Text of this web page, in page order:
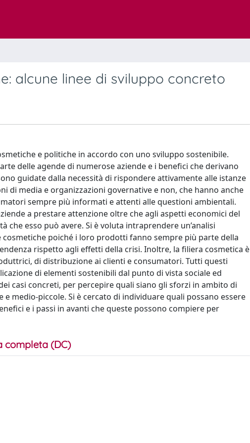
alcune linee di sviluppo concreto
e politiche in accordo con uno sviluppo sostenibile.
delle agende di numerose aziende e i benefici che derivano
guidate dalla necessità di rispondere attivamente alle istanze
di media e organizzazioni governative e non, che hanno anche
sempre più informati e attenti alle questioni ambientali.
a prestare attenzione oltre che agli aspetti economici del
che esso può avere. Si è voluta intraprendere un’analisi
cosmetiche poiché i loro prodotti fanno sempre più parte della
rispetto agli effetti della crisi. Inoltre, la filiera cosmetica è
di distribuzione ai clienti e consumatori. Tutti questi
di elementi sostenibili dal punto di vista sociale ed
casi concreti, per percepire quali siano gli sforzi in ambito di
medio-piccole. Si è cercato di individuare quali possano essere
e i passi in avanti che queste possono compiere per
completa (DC)